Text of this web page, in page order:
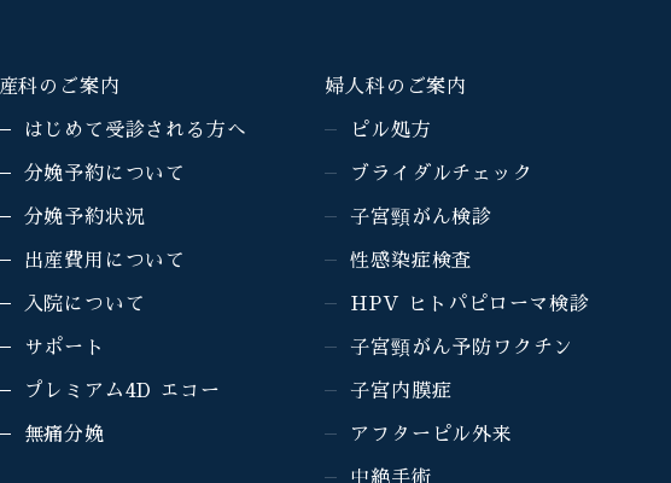
産科のご案内
はじめて受診される方へ
分娩予約について
分娩予約状況
出産費用について
入院について
サポート
プレミアム4D エコー
無痛分娩
婦人科のご案内
ピル処方
ブライダルチェック
子宮頸がん検診
性感染症検査
HPV ヒトパピローマ検診
子宮頸がん予防ワクチン
子宮内膜症
アフターピル外来
中絶手術